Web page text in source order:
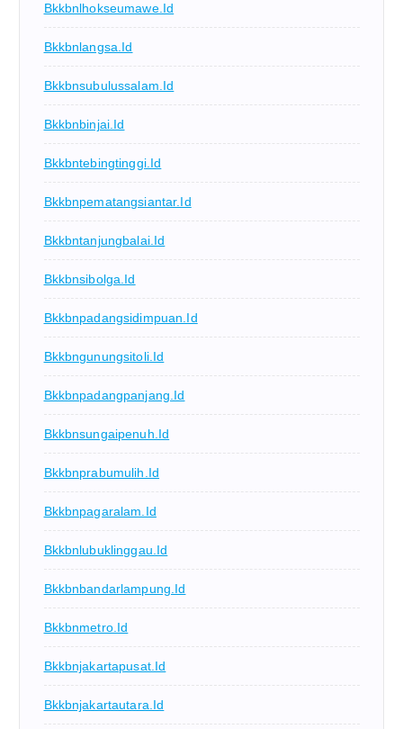
Bkkbnlhokseumawe.id
Bkkbnlangsa.id
Bkkbnsubulussalam.id
Bkkbnbinjai.id
Bkkbntebingtinggi.id
Bkkbnpematangsiantar.id
Bkkbntanjungbalai.id
Bkkbnsibolga.id
Bkkbnpadangsidimpuan.id
Bkkbngunungsitoli.id
Bkkbnpadangpanjang.id
Bkkbnsungaipenuh.id
Bkkbnprabumulih.id
Bkkbnpagaralam.id
Bkkbnlubuklinggau.id
Bkkbnbandarlampung.id
Bkkbnmetro.id
Bkkbnjakartapusat.id
Bkkbnjakartautara.id